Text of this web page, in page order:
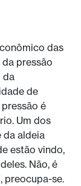
das
pressão
da
de
é
Um dos
da aldeia
estão vindo,
Não, é
preocupa-se.